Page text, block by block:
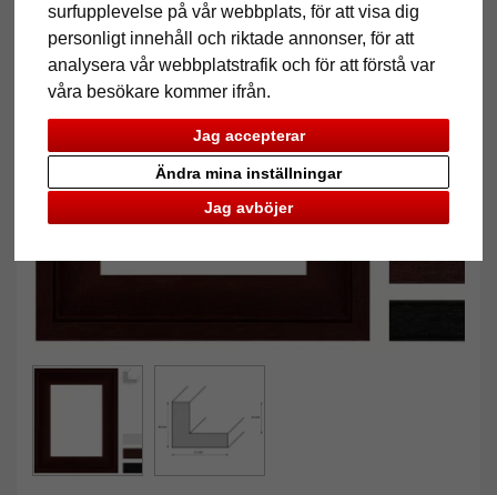
surfupplevelse på vår webbplats, för att visa dig
personligt innehåll och riktade annonser, för att
analysera vår webbplatstrafik och för att förstå var
våra besökare kommer ifrån.
Jag accepterar
Jag avböjer
Ändra mina inställningar